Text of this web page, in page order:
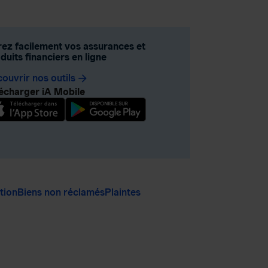
facilement vos assurances et
financiers en ligne
nos outils arrow_forward
iA Mobile
Biens non réclamésPlaintes